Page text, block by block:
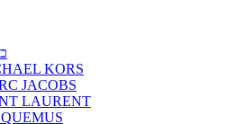
KORS
JACOBS
LAURENT